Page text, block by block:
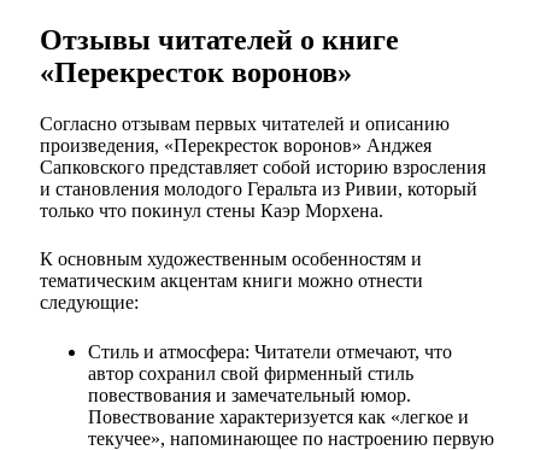
Отзывы читателей о книге
«Перекресток воронов»
Согласно отзывам первых читателей и описанию
произведения, «Перекресток воронов» Анджея
Сапковского представляет собой историю взросления
и становления молодого Геральта из Ривии, который
только что покинул стены Каэр Морхена.
К основным художественным особенностям и
тематическим акцентам книги можно отнести
следующие:
Стиль и атмосфера: Читатели отмечают, что
автор сохранил свой фирменный стиль
повествования и замечательный юмор.
Повествование характеризуется как «легкое и
текучее», напоминающее по настроению первую